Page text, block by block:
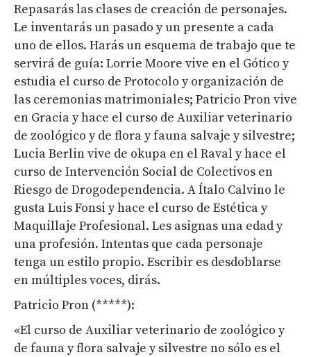
Repasarás las clases de creación de personajes.
Le inventarás un pasado y un presente a cada
uno de ellos. Harás un esquema de trabajo que te
servirá de guía: Lorrie Moore vive en el Gótico y
estudia el curso de Protocolo y organización de
las ceremonias matrimoniales; Patricio Pron vive
en Gracia y hace el curso de Auxiliar veterinario
de zoológico y de flora y fauna salvaje y silvestre;
Lucia Berlin vive de okupa en el Raval y hace el
curso de Intervención Social de Colectivos en
Riesgo de Drogodependencia. A Ítalo Calvino le
gusta Luis Fonsi y hace el curso de Estética y
Maquillaje Profesional. Les asignas una edad y
una profesión. Intentas que cada personaje
tenga un estilo propio. Escribir es desdoblarse
en múltiples voces, dirás.
Patricio Pron (*****):
«El curso de Auxiliar veterinario de zoológico y
de fauna y flora salvaje y silvestre no sólo es el